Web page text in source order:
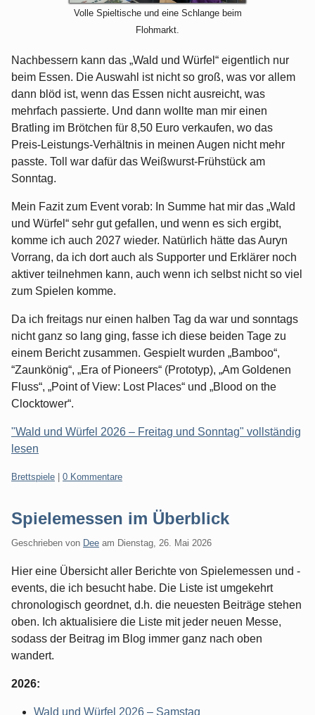
Volle Spieltische und eine Schlange beim
Flohmarkt.
Nachbessern kann das „Wald und Würfel“ eigentlich nur
beim Essen. Die Auswahl ist nicht so groß, was vor allem
dann blöd ist, wenn das Essen nicht ausreicht, was
mehrfach passierte. Und dann wollte man mir einen
Bratling im Brötchen für 8,50 Euro verkaufen, wo das
Preis-Leistungs-Verhältnis in meinen Augen nicht mehr
passte. Toll war dafür das Weißwurst-Frühstück am
Sonntag.
Mein Fazit zum Event vorab: In Summe hat mir das „Wald
und Würfel“ sehr gut gefallen, und wenn es sich ergibt,
komme ich auch 2027 wieder. Natürlich hätte das Auryn
Vorrang, da ich dort auch als Supporter und Erklärer noch
aktiver teilnehmen kann, auch wenn ich selbst nicht so viel
zum Spielen komme.
Da ich freitags nur einen halben Tag da war und sonntags
nicht ganz so lang ging, fasse ich diese beiden Tage zu
einem Bericht zusammen. Gespielt wurden „Bamboo“,
“Zaunkönig“, „Era of Pioneers“ (Prototyp), „Am Goldenen
Fluss“, „Point of View: Lost Places“ und „Blood on the
Clocktower“.
"Wald und Würfel 2026 – Freitag und Sonntag" vollständig
lesen
Kategorien:
Brettspiele 0 Kommentare
Spielemessen im Überblick
Geschrieben von Dee am Dienstag, 26. Mai 2026
Hier eine Übersicht aller Berichte von Spielemessen und -
events, die ich besucht habe. Die Liste ist umgekehrt
chronologisch geordnet, d.h. die neuesten Beiträge stehen
oben. Ich aktualisiere die Liste mit jeder neuen Messe,
sodass der Beitrag im Blog immer ganz nach oben
wandert.
2026:
Wald und Würfel 2026 – Samstag